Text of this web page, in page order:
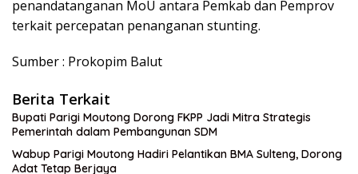
penandatanganan MoU antara Pemkab dan Pemprov
terkait percepatan penanganan stunting.
Sumber : Prokopim Balut
Berita Terkait
Bupati Parigi Moutong Dorong FKPP Jadi Mitra Strategis
Pemerintah dalam Pembangunan SDM
Wabup Parigi Moutong Hadiri Pelantikan BMA Sulteng, Dorong
Adat Tetap Berjaya